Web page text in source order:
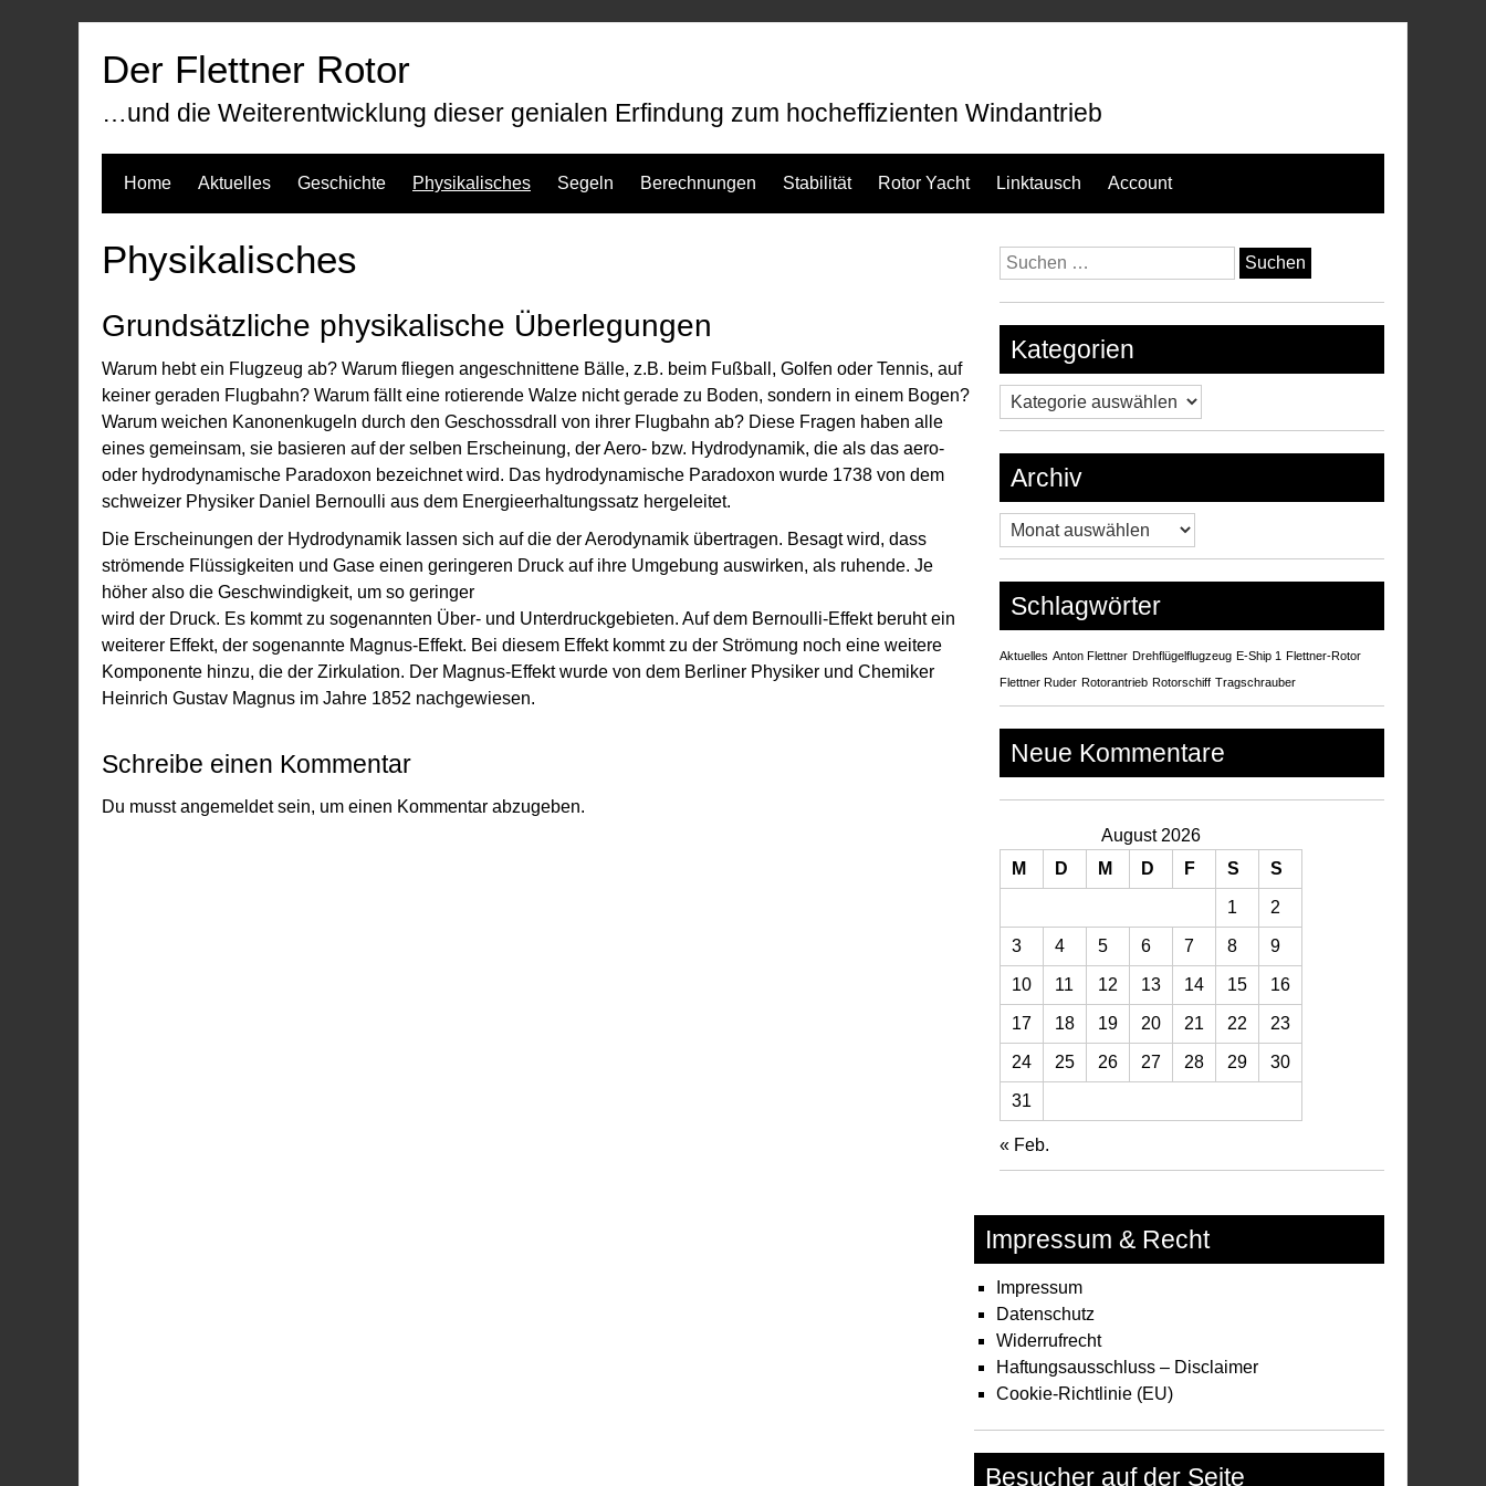
Der Flettner Rotor
…und die Weiterentwicklung dieser genialen Erfindung zum hocheffizienten Windantrieb
Home Aktuelles Geschichte Physikalisches Segeln Berechnungen Stabilität Rotor Yacht Linktausch Account
Physikalisches
Grundsätzliche physikalische Überlegungen
Warum hebt ein Flugzeug ab? Warum fliegen angeschnittene Bälle, z.B. beim Fußball, Golfen oder Tennis, auf
keiner geraden Flugbahn? Warum fällt eine rotierende Walze nicht gerade zu Boden, sondern in einem Bogen?
Warum weichen Kanonenkugeln durch den Geschossdrall von ihrer Flugbahn ab? Diese Fragen haben alle
eines gemeinsam, sie basieren auf der selben Erscheinung, der Aero- bzw. Hydrodynamik, die als das aero-
oder hydrodynamische Paradoxon bezeichnet wird. Das hydrodynamische Paradoxon wurde 1738 von dem
schweizer Physiker Daniel Bernoulli aus dem Energieerhaltungssatz hergeleitet.
Die Erscheinungen der Hydrodynamik lassen sich auf die der Aerodynamik übertragen. Besagt wird, dass
strömende Flüssigkeiten und Gase einen geringeren Druck auf ihre Umgebung auswirken, als ruhende. Je
höher also die Geschwindigkeit, um so geringer
wird der Druck. Es kommt zu sogenannten Über- und Unterdruckgebieten. Auf dem Bernoulli-Effekt beruht ein
weiterer Effekt, der sogenannte Magnus-Effekt. Bei diesem Effekt kommt zu der Strömung noch eine weitere
Komponente hinzu, die der Zirkulation. Der Magnus-Effekt wurde von dem Berliner Physiker und Chemiker
Heinrich Gustav Magnus im Jahre 1852 nachgewiesen.
Schreibe einen Kommentar
Du musstangemeldetsein, um einen Kommentar abzugeben.
Suchen
nach:
Kategorien
Kategorien
Archiv
Archiv
Schlagwörter
Aktuelles Anton Flettner Drehflügelflugzeug E-Ship 1 Flettner-Rotor
Flettner Ruder Rotorantrieb Rotorschiff Tragschrauber
Neue Kommentare
August 2026
M
D M D F S S
1 2
3 4 5 6 7 8 9
10 11 12 13 14 15 16
17 18 19 20 21 22 23
24 25 26 27 28 29 30
31
« Feb.
Impressum & Recht
Impressum
Datenschutz
Widerrufrecht
Haftungsausschluss – Disclaimer
Cookie-Richtlinie (EU)
Besucher auf der Seite